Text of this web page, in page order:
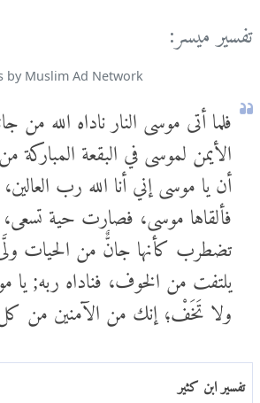
تفسير ميسر:
by Muslim Ad Network
فلما أتى موسى النار ناداه الله من
الأيمن لموسى في البقعة
أن يا موسى إني أنا الله رب
فألقاها موسى، فصارت حية تسعى،
تضطرب كأنها جانٌّ من الحيات ولَّى
يلتفت من الخوف، فناداه ربه; يا
ولا تَخَفْ؛ إنك من الآمنين من
تفسير ابن كثير